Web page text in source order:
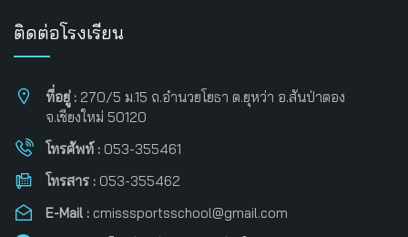
ติดต่อโรงเรียน
ที่อยู่ : 270/5 ม.15 ถ.อำนวยโยธา ต.ยุหว่า อ.สันป่าตอง
จ.เชียงใหม่ 50120
โทรศัพท์ : 053-355461
โทรสาร : 053-355462
E-Mail : cmisssportsschool@gmail.com